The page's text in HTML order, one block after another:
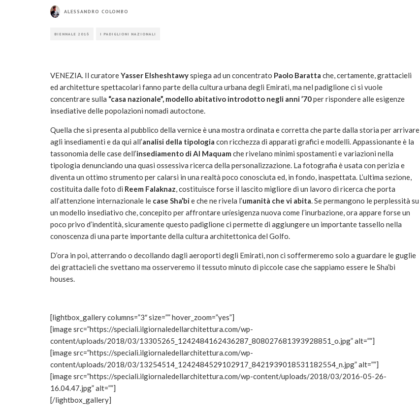
ALESSANDRO COLOMBO
BIENNALE 2016 I PADIGLIONI NAZIONALI
VENEZIA. Il curatoreYasser Elsheshtawyspiega ad un concentrato Paolo Baratta che, certamente, grattacieli
ed architetture spettacolari fanno parte della cultura urbana degli Emirati, ma nel padiglione ci si vuole
concentrare sulla “casa nazionale”, modello abitativo introdotto negli anni ’70per rispondere alle esigenze
insediative delle popolazioni nomadi autoctone.
Quella che si presenta al pubblico della vernice è una mostra ordinata e corretta che parte dalla storia per arrivare
agli insediamenti e da qui all’analisi della tipologia con ricchezza di apparati grafici e modelli. Appassionante è la
tassonomia delle case dell’insediamento di Al Maquam che rivelano minimi spostamenti e variazioni nella
tipologia denunciando una quasi ossessiva ricerca della personalizzazione. La fotografia è usata con perizia e
diventa un ottimo strumento per calarsi in una realtà poco conosciuta ed, in fondo, inaspettata. L’ultima sezione,
costituita dalle foto di Reem Falaknaz, costituisce forse il lascito migliore di un lavoro di ricerca che porta
all’attenzione internazionale le case Sha’bi e che ne rivela l’umanità che vi abita. Se permangono le perplessità su
un modello insediativo che, concepito per affrontare un’esigenza nuova come l’inurbazione, ora appare forse un
poco privo d’indentità, sicuramente questo padiglione ci permette di aggiungere un importante tassello nella
conoscenza di una parte importante della cultura architettonica del Golfo.
D’ora in poi, atterrando o decollando dagli aeroporti degli Emirati, non ci soffermeremo solo a guardare le guglie
dei grattacieli che svettano ma osserveremo il tessuto minuto di piccole case che sappiamo essere le Sha’bi
houses.
[lightbox_gallery columns=”3″ size=”” hover_zoom=”yes”]
[image src=”https://speciali.ilgiornaledellarchitettura.com/wp-
content/uploads/2018/03/13305265_1242484162436287_808027681393928851_o.jpg” alt=””]
[image src=”https://speciali.ilgiornaledellarchitettura.com/wp-
content/uploads/2018/03/13254514_1242484529102917_8421939018531182554_n.jpg” alt=””]
[image src=”https://speciali.ilgiornaledellarchitettura.com/wp-content/uploads/2018/03/2016-05-26-
16.04.47.jpg” alt=””]
[/lightbox_gallery]